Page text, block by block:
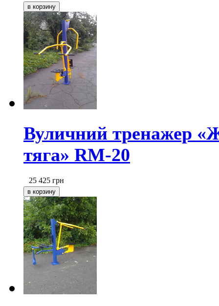
Вуличний тренажер
тяга» RM-20
25 425 грн